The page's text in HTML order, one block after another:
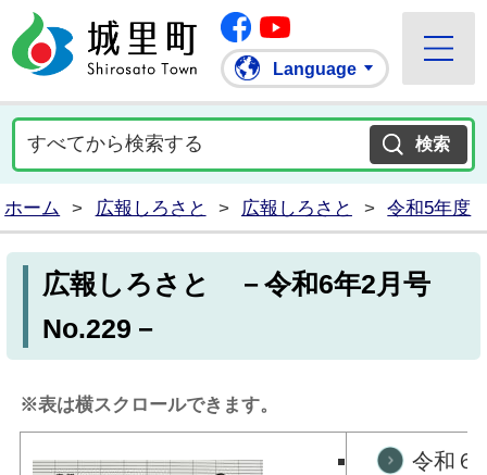
城里町ホームページ
Facebook
Language
ホーム > 広報しろさと > 広報しろさと > 令和5年度
広報しろさと －令和6年2月号
No.229－
※表は横スクロールできます。
令和６